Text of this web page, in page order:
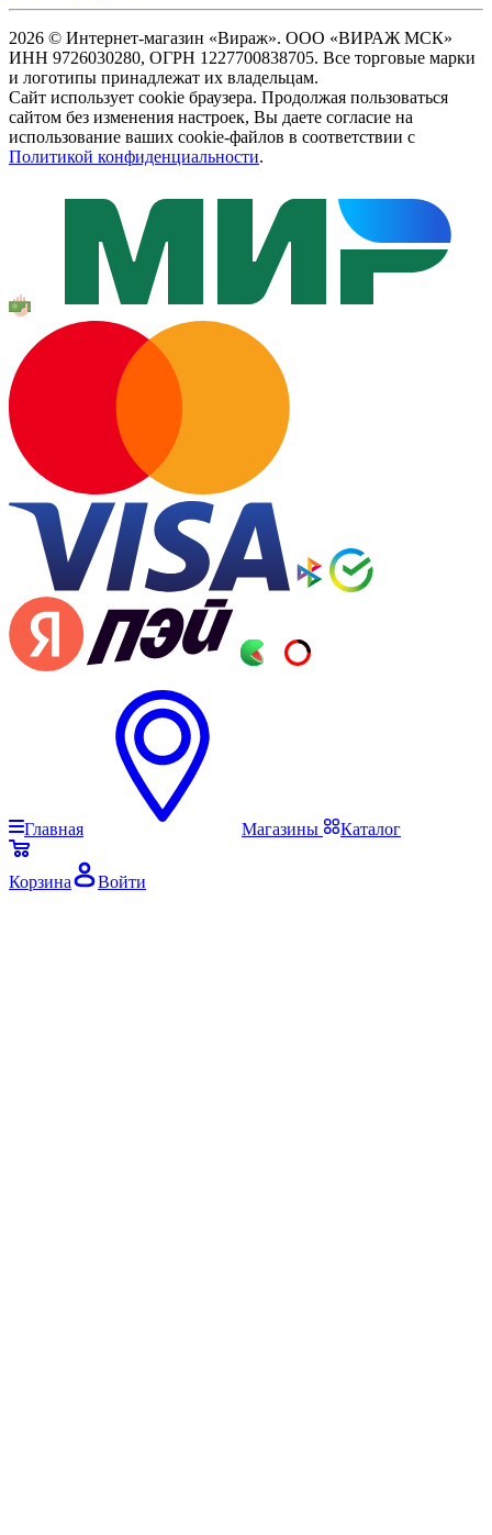
2026 © Интернет-магазин «Вираж». ООО «ВИРАЖ МСК»
ИНН 9726030280, ОГРН 1227700838705. Все торговые марки
и логотипы принадлежат их владельцам.
Сайт использует cookie браузера. Продолжая пользоваться
сайтом без изменения настроек, Вы даете согласие на
использование ваших cookie-файлов в соответствии с
Политикой конфиденциальности.
Главная Магазины Каталог
Корзина Войти